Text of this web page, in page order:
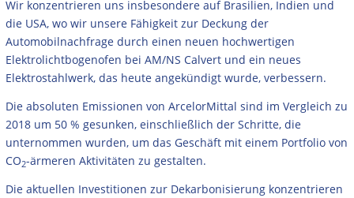
Wir konzentrieren uns insbesondere auf Brasilien, Indien und
die USA, wo wir unsere Fähigkeit zur Deckung der
Automobilnachfrage durch einen neuen hochwertigen
Elektrolichtbogenofen bei AM/NS Calvert und ein neues
Elektrostahlwerk, das heute angekündigt wurde, verbessern.
Die absoluten Emissionen von ArcelorMittal sind im Vergleich zu
2018 um 50 % gesunken, einschließlich der Schritte, die
unternommen wurden, um das Geschäft mit einem Portfolio von
CO2-ärmeren Aktivitäten zu gestalten.
Die aktuellen Investitionen zur Dekarbonisierung konzentrieren